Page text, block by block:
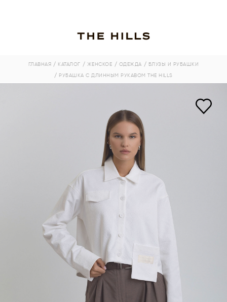
ГЛАВНАЯ / КАТАЛОГ / ЖЕНСКОЕ / ОДЕЖДА / БЛУЗЫ И РУБАШКИ
/ РУБАШКА С ДЛИННЫМ РУКАВОМ THE HILLS